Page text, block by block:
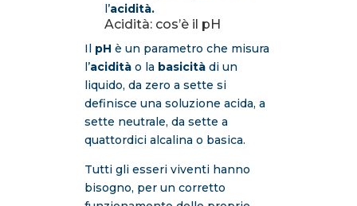
l’acidità.
Acidità: cos’è il pH
IlpH è un parametro che misura
l’aciditào la basicitàdi un
liquido, da zero a sette si
definisce una soluzione acida, a
sette neutrale, da sette a
quattordici alcalina o basica.
Tutti gli esseri viventi hanno
bisogno, per un corretto